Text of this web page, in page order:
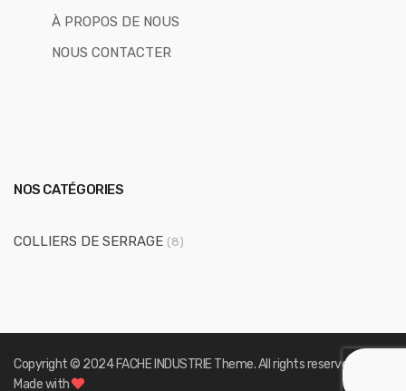
À PROPOS DE NOUS
NOUS CONTACTER
NOS CATÉGORIES
COLLIERS DE SERRAGE (8)
Copyright © 2024 FACHE INDUSTRIETheme. All rights reserved.
Made with